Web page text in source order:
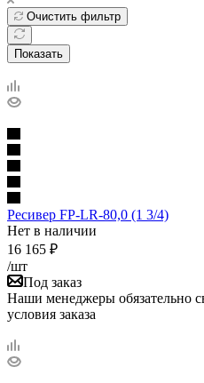
Очистить фильтр
Показать
Ресивер FP-LR-80,0 (1 3/4)
Нет в наличии
16 165 ₽
/шт
Под заказ
Наши менеджеры обязательно
условия заказа